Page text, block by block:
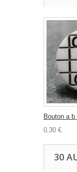
Bouton a b
0,30 €
30